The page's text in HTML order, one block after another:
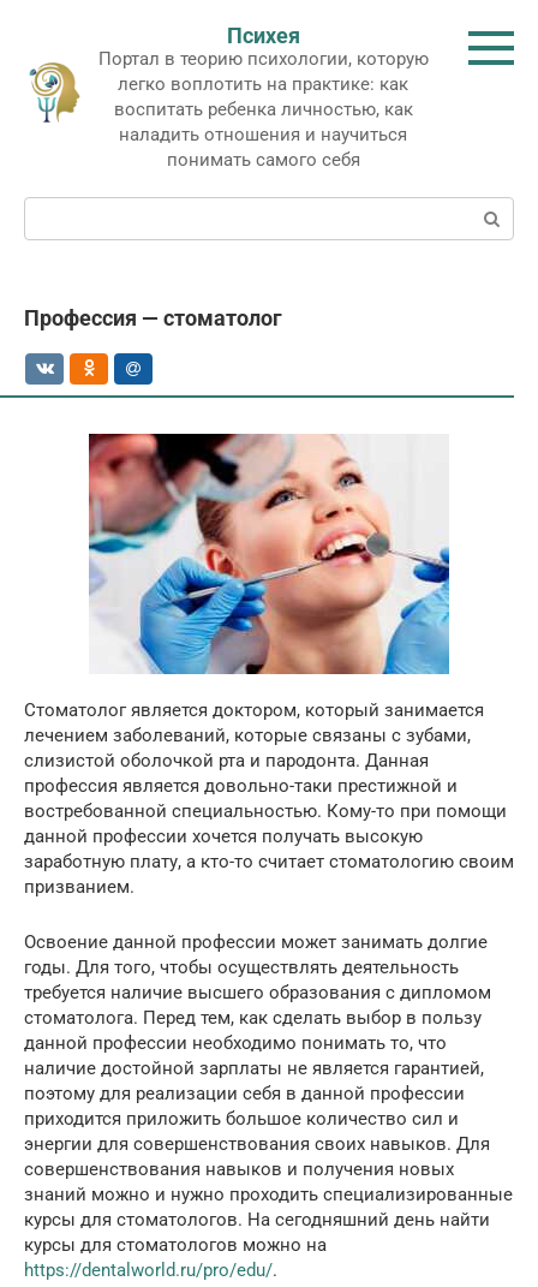
контенту
Психея
Портал в теорию психологии, которую
легко воплотить на практике: как
воспитать ребенка личностью, как
наладить отношения и научиться
понимать самого себя
Поиск:
Профессия — стоматолог
Стоматолог является доктором, который занимается
лечением заболеваний, которые связаны с зубами,
слизистой оболочкой рта и пародонта. Данная
профессия является довольно-таки престижной и
востребованной специальностью. Кому-то при помощи
данной профессии хочется получать высокую
заработную плату, а кто-то считает стоматологию своим
призванием.
Освоение данной профессии может занимать долгие
годы. Для того, чтобы осуществлять деятельность
требуется наличие высшего образования с дипломом
стоматолога. Перед тем, как сделать выбор в пользу
данной профессии необходимо понимать то, что
наличие достойной зарплаты не является гарантией,
поэтому для реализации себя в данной профессии
приходится приложить большое количество сил и
энергии для совершенствования своих навыков. Для
совершенствования навыков и получения новых
знаний можно и нужно проходить специализированные
курсы для стоматологов. На сегодняшний день найти
курсы для стоматологов можно на
https://dentalworld.ru/pro/edu/.